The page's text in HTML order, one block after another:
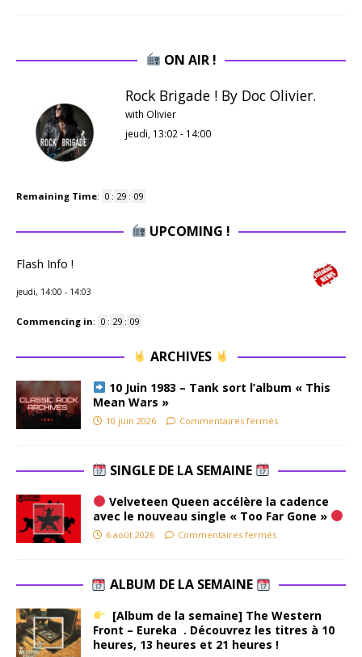
ON AIR !
Rock Brigade ! By Doc Olivier.
with Olivier
jeudi, 13:02 - 14:00
Remaining Time: 0 : 29 : 08
UPCOMING !
Flash Info !
jeudi, 14:00 - 14:03
Commencing in: 0 : 29 : 08
ARCHIVES
10 Juin 1983 – Tank sort l’album « This
Mean Wars »
10 juin 2026 Commentaires fermés
SINGLE DE LA SEMAINE
Velveteen Queen accélère la cadence
avec le nouveau single « Too Far Gone »
6 août 2026 Commentaires fermés
ALBUM DE LA SEMAINE
[Album de la semaine] The Western
Front – Eureka . Découvrez les titres à 10
heures, 13 heures et 21 heures !